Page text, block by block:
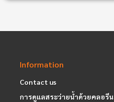
Information
Contact us
การดูแลสระว่ายน้ำด้วยคลอรีน